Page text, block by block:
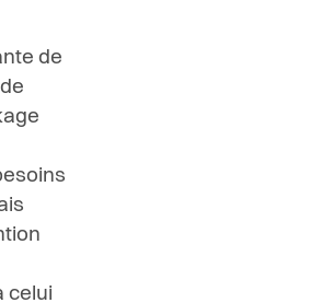
de
celui